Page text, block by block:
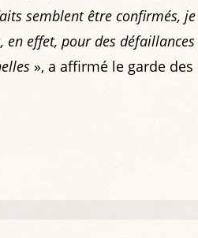
semblent être confirmés, je
en effet, pour des défaillances
», a affirmé le garde des